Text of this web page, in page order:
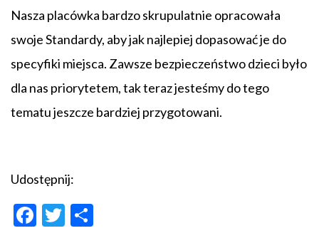
Nasza placówka bardzo skrupulatnie opracowała
swoje Standardy, aby jak najlepiej dopasować je do
specyfiki miejsca. Zawsze bezpieczeństwo dzieci było
dla nas priorytetem, tak teraz jesteśmy do tego
tematu jeszcze bardziej przygotowani.
Udostępnij:
Facebook
Twitter